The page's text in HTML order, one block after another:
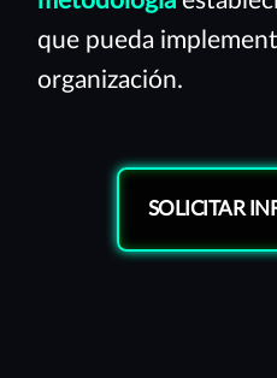
que pueda
organización.
SOLICITAR